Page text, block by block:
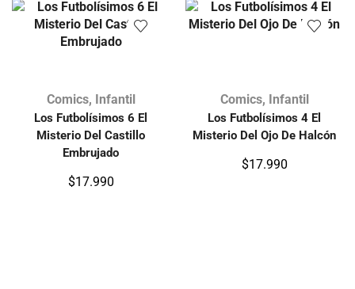
Comics, Infantil
Los Futbolísimos 6 El
Misterio Del Castillo
Embrujado
$17.990
Comics, Infantil
Los Futbolísimos 4 El
Misterio Del Ojo De Halcón
$17.990